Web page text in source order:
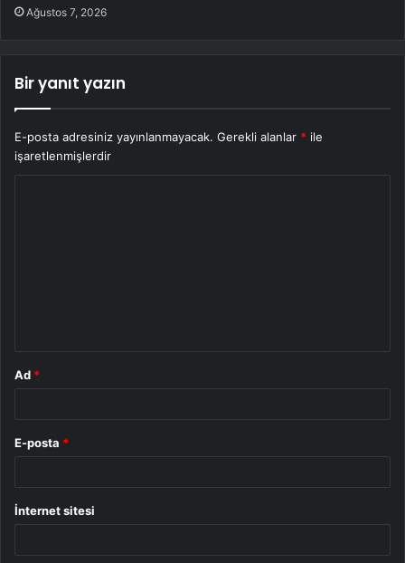
Ağustos 7, 2026
Bir yanıt yazın
E-posta adresiniz yayınlanmayacak. Gerekli alanlar * ile
işaretlenmişlerdir
Ad *
E-posta *
İnternet sitesi